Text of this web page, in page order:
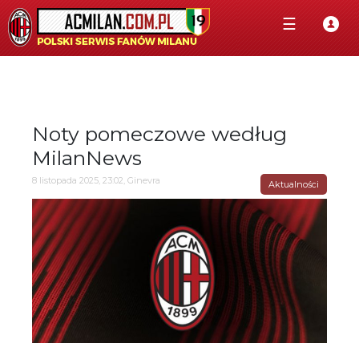
☰
Noty pomeczowe według
MilanNews
8 listopada 2025, 23:02, Ginevra Aktualności